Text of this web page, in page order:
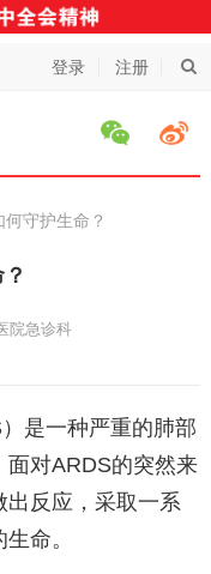
登录 注册
守护生命？
院急诊科
是一种严重的肺部
面对ARDS的突然来
出反应，采取一系
命。